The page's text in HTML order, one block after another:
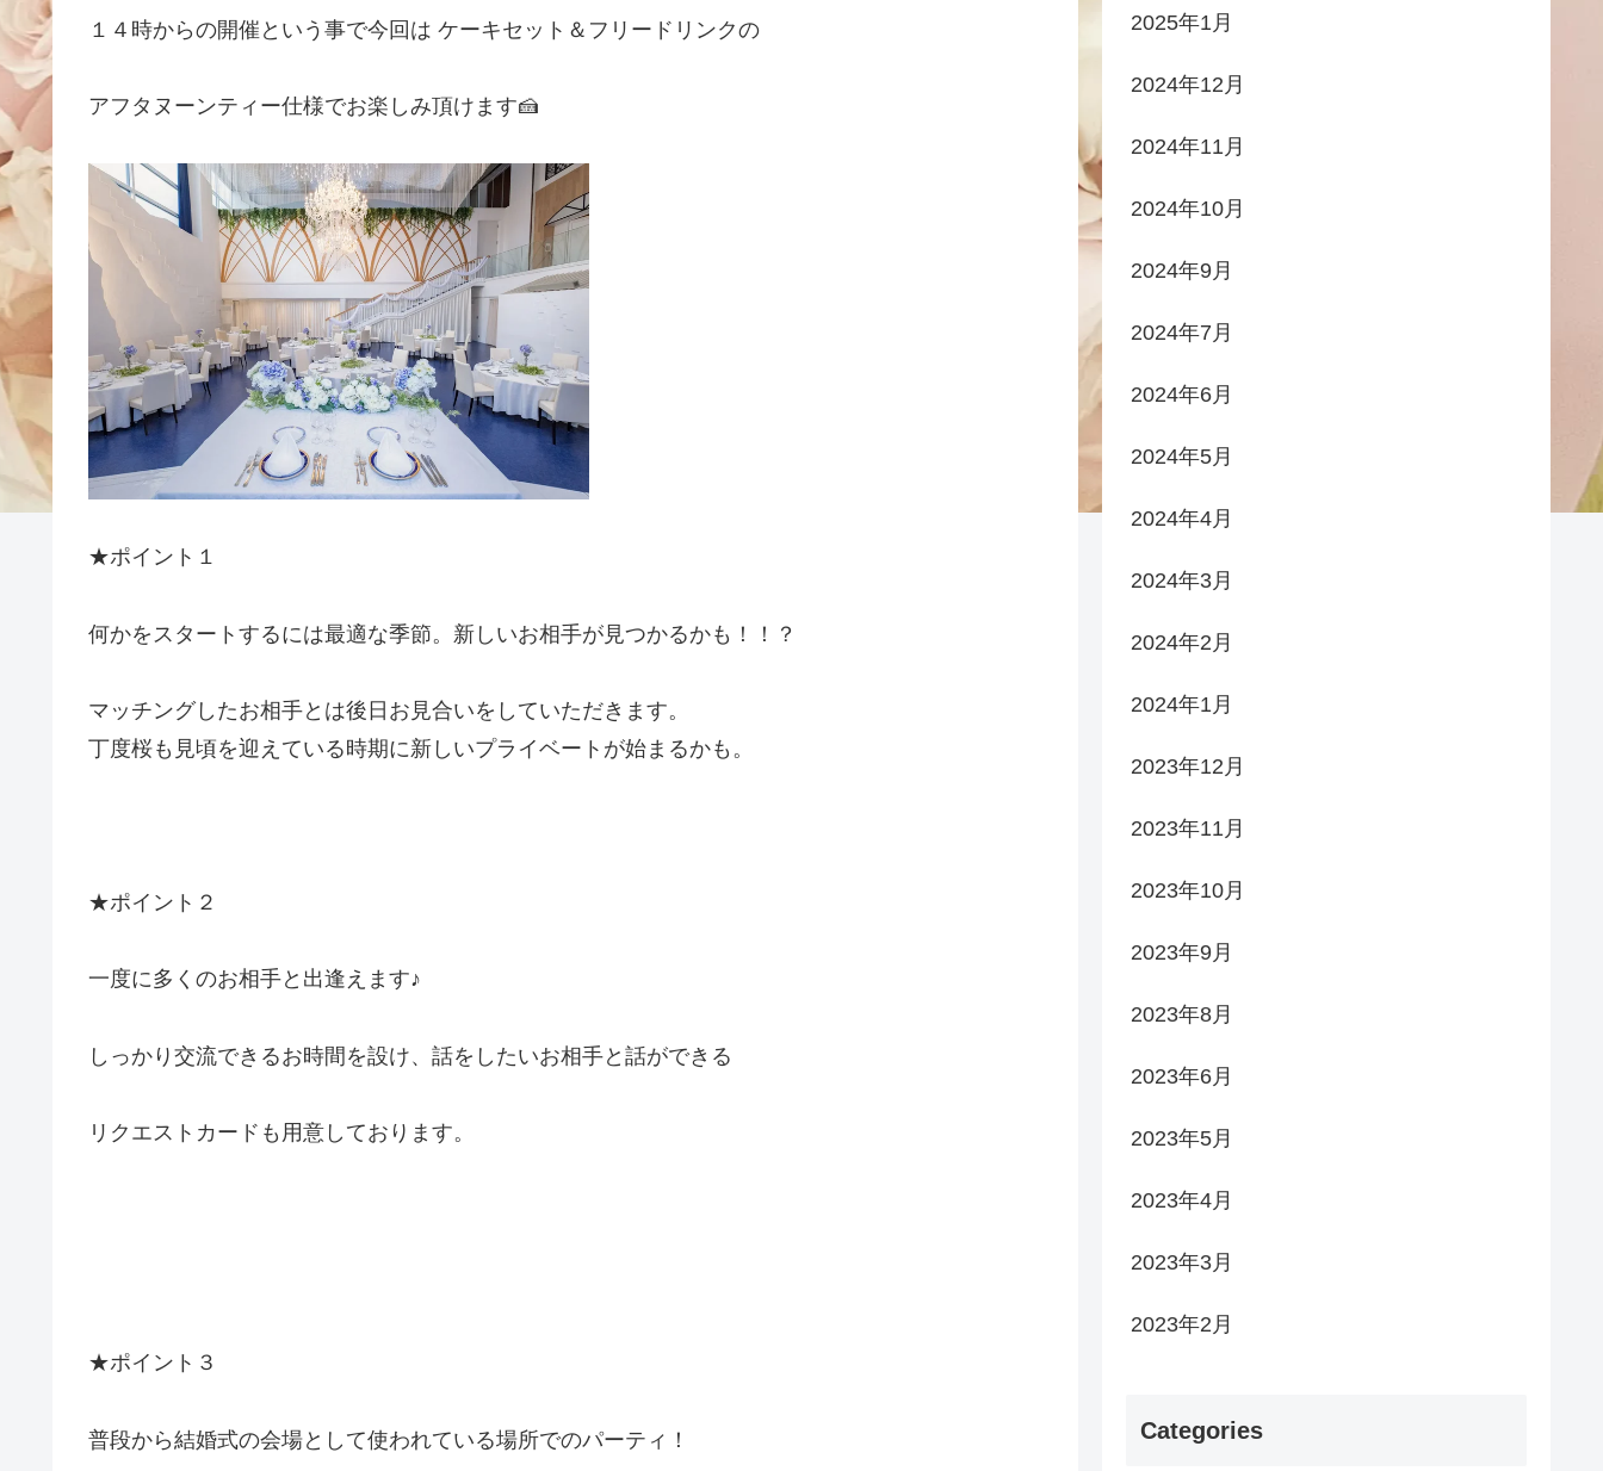
１４時からの開催という事で今回は ケーキセット＆フリードリンクの
アフタヌーンティー仕様でお楽しみ頂けます🍰
★ポイント１
何かをスタートするには最適な季節。新しいお相手が見つかるかも！！？
マッチングしたお相手とは後日お見合いをしていただきます。
丁度桜も見頃を迎えている時期に新しいプライベートが始まるかも。
★ポイント２
一度に多くのお相手と出逢えます♪
しっかり交流できるお時間を設け、話をしたいお相手と話ができる
リクエストカードも用意しております。
★ポイント３
普段から結婚式の会場として使われている場所でのパーティ！
2025年1月
2024年12月
2024年11月
2024年10月
2024年9月
2024年7月
2024年6月
2024年5月
2024年4月
2024年3月
2024年2月
2024年1月
2023年12月
2023年11月
2023年10月
2023年9月
2023年8月
2023年6月
2023年5月
2023年4月
2023年3月
2023年2月
Categories